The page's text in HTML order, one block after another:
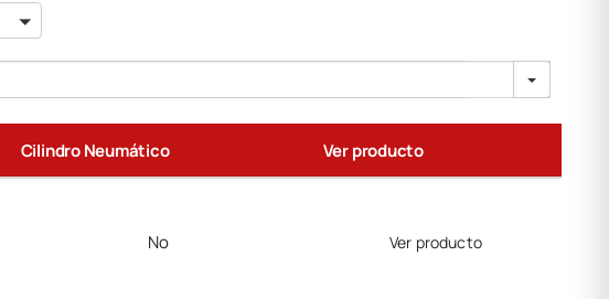
Cilindro Neumático Ver producto
No Ver producto